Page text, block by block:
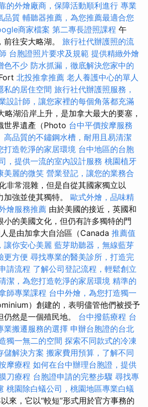
的外燴廠商，保障活動順利進行 專業
品質 輔聽器推薦，為您推薦最適合您
商家檔案 第二專長證照課程 午
往安大略湖。 旅行社代辦護照的流
台胞證照片要求及規範 提供精緻外燴
色不少 防水抓漏，徹底解決您家中的
北投推拿推薦 老人養護中心的單人
私的居住空間 旅行社代辦護照服務，
設計師，讓您家裡的每個角落都充滿
略湖沿岸上升，是加拿大最大的要塞，
世界遺產（Photo 台中平價按摩服務
高品質的不鏽鋼水槽，耐用且易清潔
打造乾淨的家居環境 台中地區的台胞
，提供一流的室內設計服務 桃園植牙
美麗的微笑 營業登記，讓您的業務合
非常混雜，但是自從其國家獨立以
強並使其獨特。 歐式外燴，品味精
燴服務推薦 由於美國的接近，英國和
小的美國文化，但仍有許多獨特的門
是由加拿大自治區（Canada 推薦值
讓你安心美麗 藍芽助聽器，無線藍芽
更方便 尋找專業的醫美診所，打造完
請流程 了解公司登記流程，輕鬆創立
潔，為您打造乾淨的家居環境 精準的
師專業課程 台中外燴，為您打造獨一
）創建的，表明儘管他們被授予
然是一個殖民地。 台中撥筋療程 台
業搬遷服務的選擇 申辦台胞證的台北
獨一無二的空間 探索不同款式的冷凍
儲解決方案 搬家費用預算，了解不同
摩療程 如何在台中辦理台胞證，提供
刀療程 台胞證申請的完整步驟 尋找專
桃園除白蟻公司，桃園地區專業白蟻
來，它以“較短”形式用於官方事務的